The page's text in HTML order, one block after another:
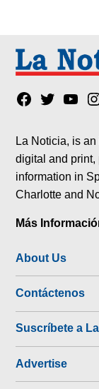
Facebook
Twitter
La Noticia, is
digital and
information in
Charlotte and
Más
About Us
Contáctenos
Suscríbete a
Advertise